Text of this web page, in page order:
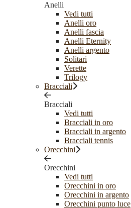
Anelli
Vedi tutti
Anelli oro
Anelli fascia
Anelli Eternity
Anelli argento
Solitari
Verette
Trilogy
Bracciali
Bracciali
Vedi tutti
Bracciali in oro
Bracciali in argento
Bracciali tennis
Orecchini
Orecchini
Vedi tutti
Orecchini in oro
Orecchini in argento
Orecchini punto luce